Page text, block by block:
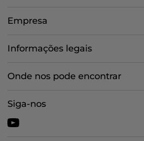
Empresa
Informações legais
Onde nos pode encontrar
Siga-nos